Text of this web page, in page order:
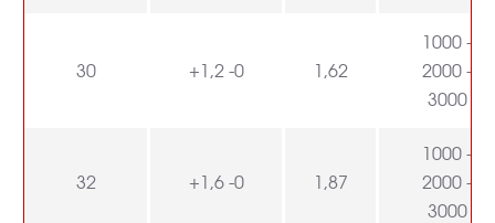
30 +1,2 -0 1,62
1000 -
2000 -
3000
32 +1,6 -0 1,87
1000 -
2000 -
3000